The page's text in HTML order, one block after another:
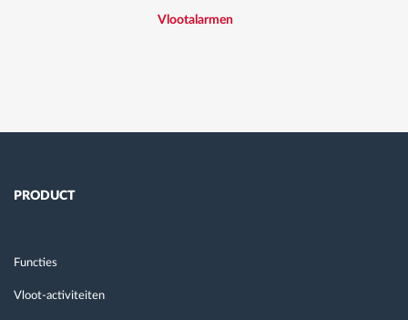
Vlootalarmen
PRODUCT
Functies
Vloot-activiteiten